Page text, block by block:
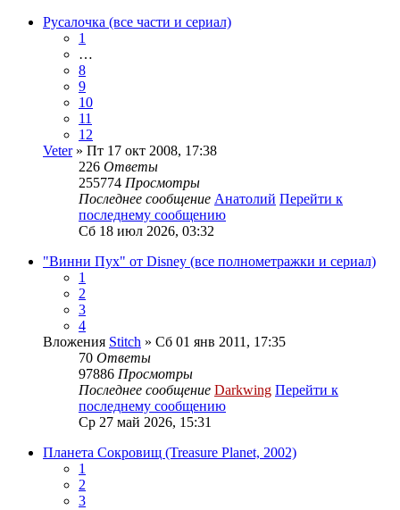
Русалочка (все части и сериал)
1
…
8
9
10
11
12
Veter» Пт 17 окт 2008, 17:38
226 Ответы
255774 Просмотры
Последнее сообщение Анатолий Перейти к
последнему сообщению
Сб 18 июл 2026, 03:32
"Винни Пух" от Disney (все полнометражки и сериал)
1
2
3
4
Вложения Stitch » Сб 01 янв 2011, 17:35
70 Ответы
97886 Просмотры
Последнее сообщение Darkwing Перейти к
последнему сообщению
Ср 27 май 2026, 15:31
Планета Сокровищ (Treasure Planet, 2002)
1
2
3